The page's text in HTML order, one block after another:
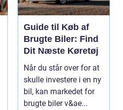
Guide til Køb af
Brugte Biler: Find
Dit Næste Køretøj
Når du står over for at
skulle investere i en ny
bil, kan markedet for
brugte biler v&ae...